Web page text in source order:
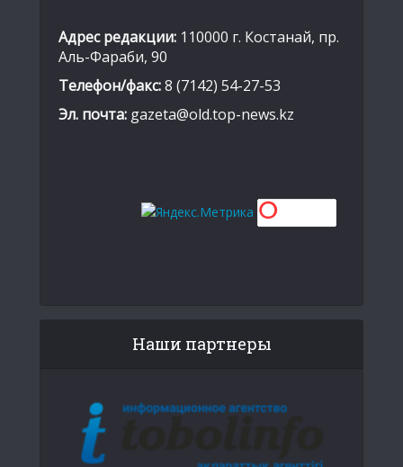
Адрес редакции: 110000 г. Костанай, пр.
Аль-Фараби, 90
Телефон/факс:8 (7142) 54-27-53
Эл. почта: gazeta@old.top-news.kz
Наши партнеры